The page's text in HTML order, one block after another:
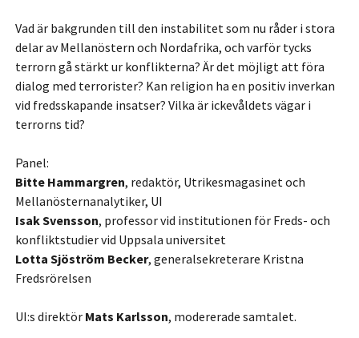
Vad är bakgrunden till den instabilitet som nu råder i stora
delar av Mellanöstern och Nordafrika, och varför tycks
terrorn gå stärkt ur konflikterna? Är det möjligt att föra
dialog med terrorister? Kan religion ha en positiv inverkan
vid fredsskapande insatser? Vilka är ickevåldets vägar i
terrorns tid?
Panel:
Bitte Hammargren, redaktör, Utrikesmagasinet och
Mellanösternanalytiker, UI
Isak Svensson, professor vid institutionen för Freds- och
konfliktstudier vid Uppsala universitet
Lotta Sjöström Becker, generalsekreterare Kristna
Fredsrörelsen
UI:s direktör Mats Karlsson, modererade samtalet.